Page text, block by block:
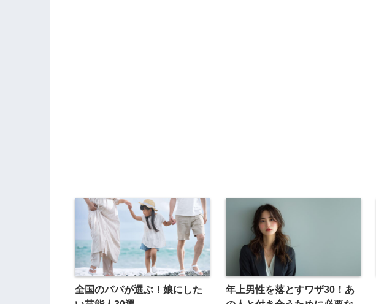
全国のパパが選ぶ！娘にした
年上男性を落とすワザ30！あ